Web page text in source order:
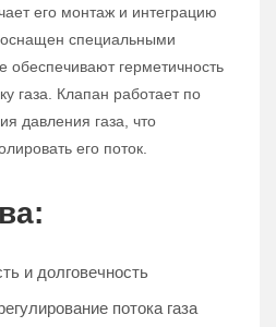
его монтаж и интеграцию
специальными
обеспечивают герметичность
газа. Клапан работает по
давления газа, что
его поток.
и долговечность
потока газа